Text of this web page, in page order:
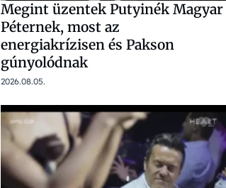
Megint üzentek Putyinék Magyar
Péternek, most az
energiakrízisen és Pakson
gúnyolódnak
2026.08.05.